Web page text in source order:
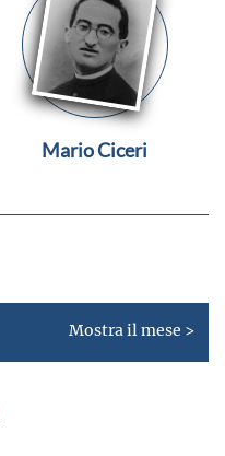
Mario Ciceri
Mostra il mese >